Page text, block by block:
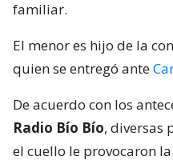
Radio Bío Bío
egipcio, de 48 años, en
de Coronel, tras una
con su pareja.